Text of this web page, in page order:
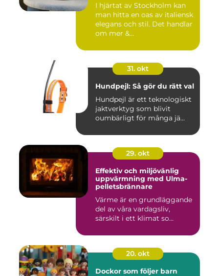
I hjärtat av Stockholm kan
man hitta en oas av italiensk
elegans och stil. Det handlar
om mer &...
31. okt
Hundpejl: Så gör du rätt val
Hundpejl är ett teknologiskt
jaktverktyg som blivit
oumbärligt för många jä...
29. okt
Effektiv och miljövänlig
uppvärmning med Ulma-
pelletsbrännare
Värme är en grundläggande
del av våra vardagsliv,
särskilt i ett klimat so...
20. okt
Dockor som följer barn